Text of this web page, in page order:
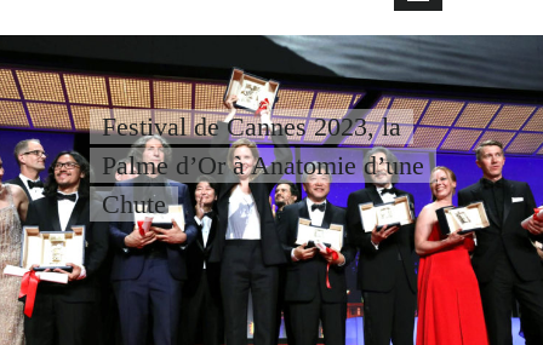
Festival de Cannes 2023, la
Palme d’Or à Anatomie d’une
Chute